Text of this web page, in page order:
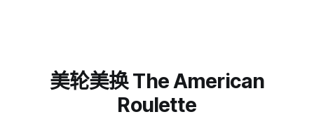
美轮美换 The American
Roulette